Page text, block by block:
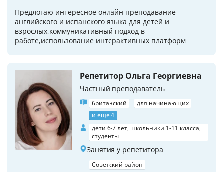
Предлогаю интересное онлайн преподавание
английского и испанского языка для детей и
взрослых,коммуникативный подход в
работе,использование интерактивных платформ
Репетитор Ольга Георгиевна
Частный преподаватель
британский
для начинающих
и еще 4
дети 6-7 лет, школьники 1-11 класса,
студенты
Занятия у репетитора
Советский район